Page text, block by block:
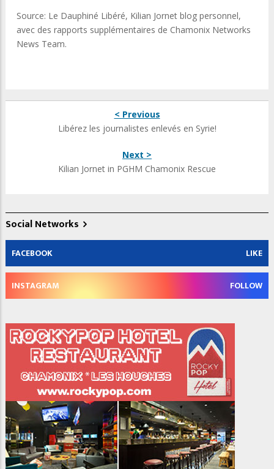
Source: Le Dauphiné Libéré, Kilian Jornet blog personnel,
avec des rapports supplémentaires de Chamonix Networks
News Team.
< Previous
Libérez les journalistes enlevés en Syrie!
Next >
Kilian Jornet in PGHM Chamonix Rescue
Social Networks
FACEBOOK LIKE
INSTAGRAM FOLLOW